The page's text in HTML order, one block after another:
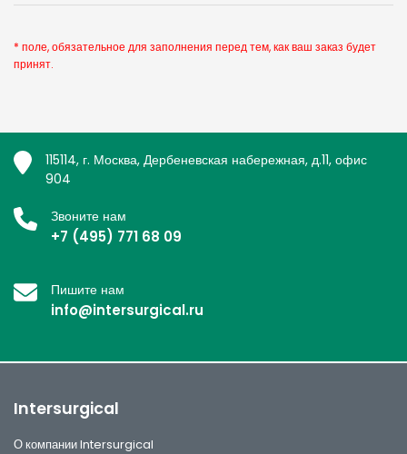
* поле, обязательное для заполнения перед тем, как ваш заказ будет
принят.
115114, г. Москва, Дербеневская набережная, д.11, офис
904
Звоните нам
+7 (495) 771 68 09
Пишите нам
info@intersurgical.ru
Intersurgical
О компании Intersurgical